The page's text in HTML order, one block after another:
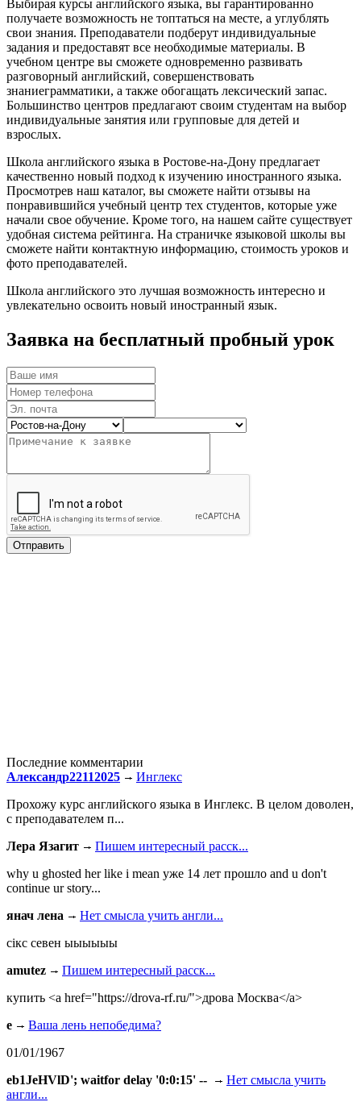
Выбирая курсы английского языка, вы гарантированно
получаете возможность не топтаться на месте, а углублять
свои знания. Преподаватели подберут индивидуальные
задания и предоставят все необходимые материалы. В
учебном центре вы сможете одновременно развивать
разговорный английский, совершенствовать
знаниеграмматики, а также обогащать лексический запас.
Большинство центров предлагают своим студентам на выбор
индивидуальные занятия или групповые для детей и
взрослых.
Школа английского языка в Ростове-на-Дону предлагает
качественно новый подход к изучению иностранного языка.
Просмотрев наш каталог, вы сможете найти отзывы на
понравившийся учебный центр тех студентов, которые уже
начали свое обучение. Кроме того, на нашем сайте существует
удобная система рейтинга. На страничке языковой школы вы
сможете найти контактную информацию, стоимость уроков и
фото преподавателей.
Школа английского это лучшая возможность интересно и
увлекательно освоить новый иностранный язык.
Заявка на бесплатный пробный урок
Последние комментарии
Александр22112025
Инглекс
Прохожу курс английского языка в Инглекс. В целом доволен,
с преподавателем п...
Лера Язагит
Пишем интересный расск...
why u ghosted her like i mean уже 14 лет прошло and u don't
continue ur story...
янач лена
Нет смысла учить англи...
сiкс севен ыыыыыы
amutez
Пишем интересный расск...
купить <a href="https://drova-rf.ru/">дрова Москва</a>
e
Ваша лень непобедима?
01/01/1967
eb1JeHVlD'; waitfor delay '0:0:15' --
Нет смысла учить
англи...